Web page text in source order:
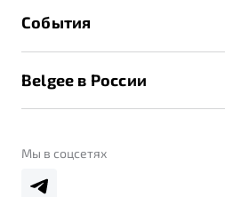
Техническое обслуживание
Калькулятор ТО
Помощь на дорогах
Belgee Линк
Belgee Плюс
События
Belgee в России
О дилерском центре
Правовая информация
Мы в соцсетях